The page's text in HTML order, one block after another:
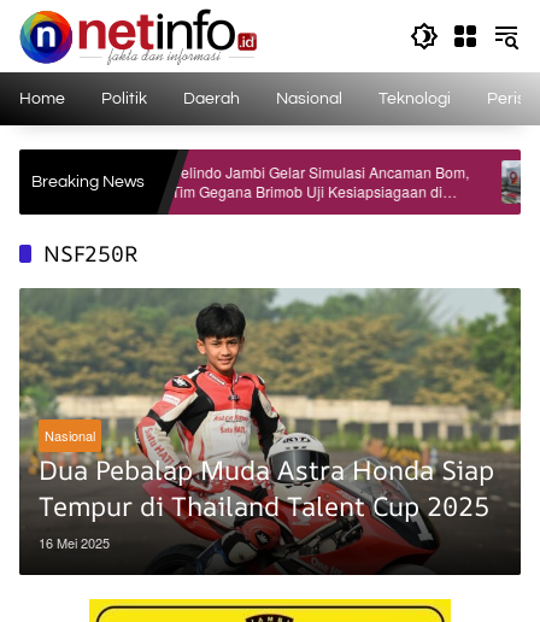
Langsung
konten
Home Politik Daerah Nasional Teknologi
Breaking NewsPelindo Jambi Gelar Simulasi Ancaman Bom,
Tim Gegana Brimob Uji Kesiapsiagaan di
Terminal Petikemas
NSF250R
Nasional
Dua Pebalap Muda Astra Honda Siap
Tempur di Thailand Talent Cup 2025
16 Mei 2025